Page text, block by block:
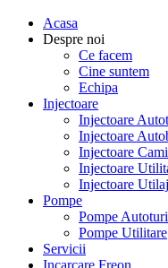
Acasa
Despre noi
Ce facem
Cine suntem
Echipa
Injectoare
Injectoare
Injectoare
Injectoare
Injectoare
Injectoare
Pompe
Pompe
Pompe Utilitare
Servicii
Incarcare Freon